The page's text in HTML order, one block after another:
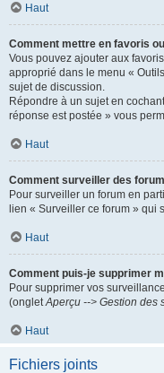
Haut
Comment mettre en favoris
Vous pouvez ajouter aux
approprié dans le menu «
sujet de discussion.
Répondre à un sujet en
réponse est postée » vous
Haut
Comment surveiller des
Pour surveiller un forum en
lien « Surveiller ce forum » qui
Haut
Comment puis-je supprimer
Pour supprimer vos
(ongletAperçu --> Gestion des
Haut
Fichiers joints